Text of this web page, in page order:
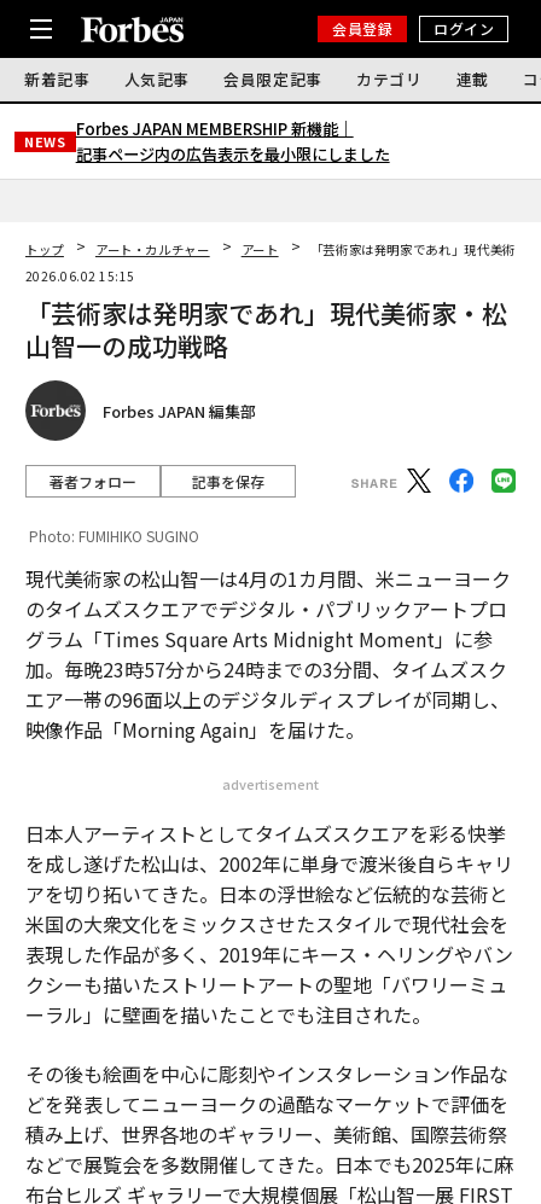
会員登録 ログイン
新着記事 人気記事 会員限定記事 カテゴリ 連載
NEWS
Forbes JAPAN MEMBERSHIP 新機能｜
記事ページ内の広告表示を最小限にしました
トップ アート・カルチャー アート
「芸術家は発明家であれ」現代美術家
2026.06.02 15:15
「芸術家は発明家であれ」現代美術家・松
山智一の成功戦略
Forbes JAPAN 編集部
著者フォロー 記事を保存
Photo: FUMIHIKO SUGINO
現代美術家の松山智一は4月の1カ月間、米ニューヨーク
のタイムズスクエアでデジタル・パブリックアートプロ
グラム「Times Square Arts Midnight Moment」に参
加。毎晩23時57分から24時までの3分間、タイムズスク
エア一帯の96面以上のデジタルディスプレイが同期し、
映像作品「Morning Again」を届けた。
advertisement
日本人アーティストとしてタイムズスクエアを彩る快挙
を成し遂げた松山は、2002年に単身で渡米後自らキャリ
アを切り拓いてきた。日本の浮世絵など伝統的な芸術と
米国の大衆文化をミックスさせたスタイルで現代社会を
表現した作品が多く、2019年にキース・ヘリングやバン
クシーも描いたストリートアートの聖地「バワリーミュ
ーラル」に壁画を描いたことでも注目された。
その後も絵画を中心に彫刻やインスタレーション作品な
どを発表してニューヨークの過酷なマーケットで評価を
積み上げ、世界各地のギャラリー、美術館、国際芸術祭
などで展覧会を多数開催してきた。日本でも2025年に麻
布台ヒルズ ギャラリーで大規模個展「松山智一展 FIRST